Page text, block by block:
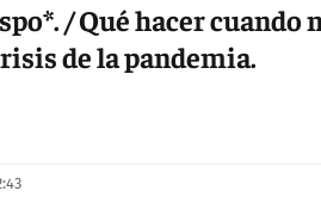
/ Qué hacer cuando
de la pandemia.